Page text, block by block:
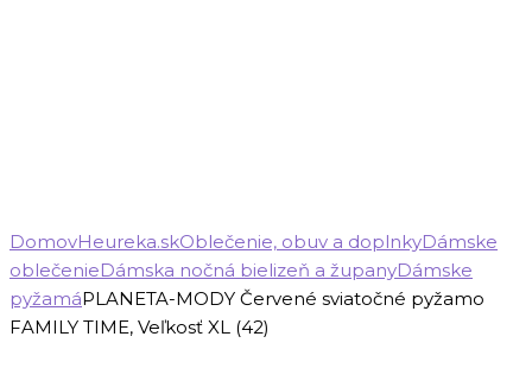
DomovHeureka.skOblečenie, obuv a doplnkyDámske
oblečenieDámska nočná bielizeň a županyDámske
pyžamáPLANETA-MODY Červené sviatočné pyžamo
FAMILY TIME, Veľkosť XL (42)